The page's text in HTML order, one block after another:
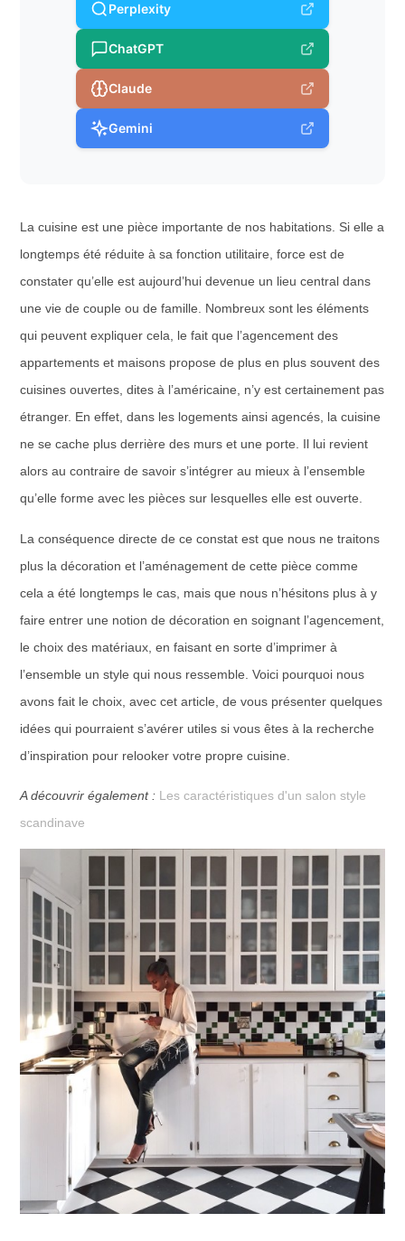
Perplexity
ChatGPT
Claude
Gemini
La cuisine est une pièce importante de nos habitations. Si elle a
longtemps été réduite à sa fonction utilitaire, force est de
constater qu’elle est aujourd’hui devenue un lieu central dans
une vie de couple ou de famille. Nombreux sont les éléments
qui peuvent expliquer cela, le fait que l’agencement des
appartements et maisons propose de plus en plus souvent des
cuisines ouvertes, dites à l’américaine, n’y est certainement pas
étranger. En effet, dans les logements ainsi agencés, la cuisine
ne se cache plus derrière des murs et une porte. Il lui revient
alors au contraire de savoir s’intégrer au mieux à l’ensemble
qu’elle forme avec les pièces sur lesquelles elle est ouverte.
La conséquence directe de ce constat est que nous ne traitons
plus la décoration et l’aménagement de cette pièce comme
cela a été longtemps le cas, mais que nous n’hésitons plus à y
faire entrer une notion de décoration en soignant l’agencement,
le choix des matériaux, en faisant en sorte d’imprimer à
l’ensemble un style qui nous ressemble. Voici pourquoi nous
avons fait le choix, avec cet article, de vous présenter quelques
idées qui pourraient s’avérer utiles si vous êtes à la recherche
d’inspiration pour relooker votre propre cuisine.
A découvrir également : Les caractéristiques d'un salon style
scandinave